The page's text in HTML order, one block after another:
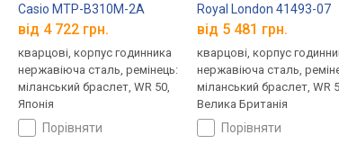
Casio MTP-B310M-2A
від 4 722 грн.
кварцові, корпус годинника
нержавіюча сталь, ремінець:
міланський браслет, WR 50,
Японія
порівняти
Royal London 41493-07
від 5 481 грн.
кварцові, корпус
нержавіюча сталь,
міланський браслет, WR
Велика Британія
порівняти